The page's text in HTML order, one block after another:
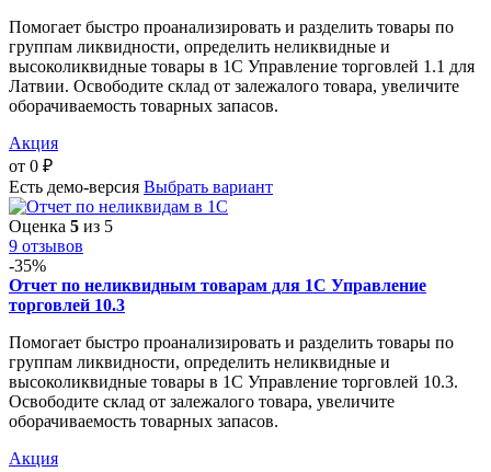
Помогает быстро проанализировать и разделить товары по
группам ликвидности, определить неликвидные и
высоколиквидные товары в 1С Управление торговлей 1.1 для
Латвии. Освободите склад от залежалого товара, увеличите
оборачиваемость товарных запасов.
Акция
от 0 ₽
Есть демо-версия Выбрать вариант
Оценка 5 из 5
9 отзывов
-35%
Отчет по неликвидным товарам для 1С Управление
торговлей 10.3
Помогает быстро проанализировать и разделить товары по
группам ликвидности, определить неликвидные и
высоколиквидные товары в 1С Управление торговлей 10.3.
Освободите склад от залежалого товара, увеличите
оборачиваемость товарных запасов.
Акция